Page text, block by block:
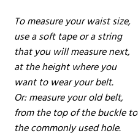
To measure your waist size,
use a soft tape or a string
that you will measure next,
at the height where you
want to wear your belt.
Or: measure your old belt,
from the top of the buckle to
the commonly used hole.